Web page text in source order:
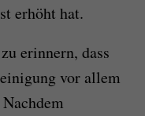
erhöht hat.
erinnern, dass
vor allem